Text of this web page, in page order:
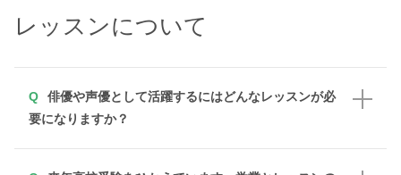
レッスンについて
俳優や声優として活躍するにはどんなレッスンが必
要になりますか？